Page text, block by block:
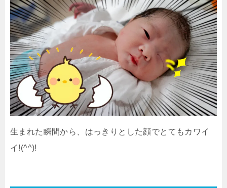
生まれた瞬間から、はっきりとした顔でとてもカワイ
イ!(^^)!